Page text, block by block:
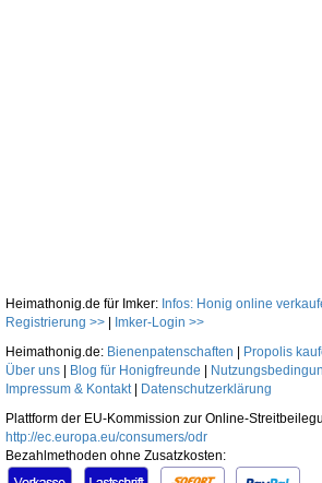
Heimathonig.de für Imker: Infos: Honig online
Registrierung >>
Imker-Login >>
Heimathonig.de: Bienenpatenschaften Propolis
Über uns
Blog für Honigfreunde
Impressum & Kontakt|
Datenschutzerklärung
Plattform der EU-Kommission zur Online-
http://ec.europa.eu/consumers/odr
Bezahlmethoden ohne Zusatzkosten: